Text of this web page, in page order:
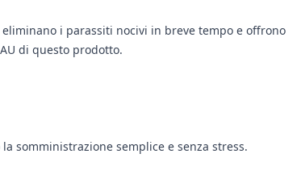
i parassiti nocivi in breve tempo e offrono
di questo prodotto.
somministrazione semplice e senza stress.